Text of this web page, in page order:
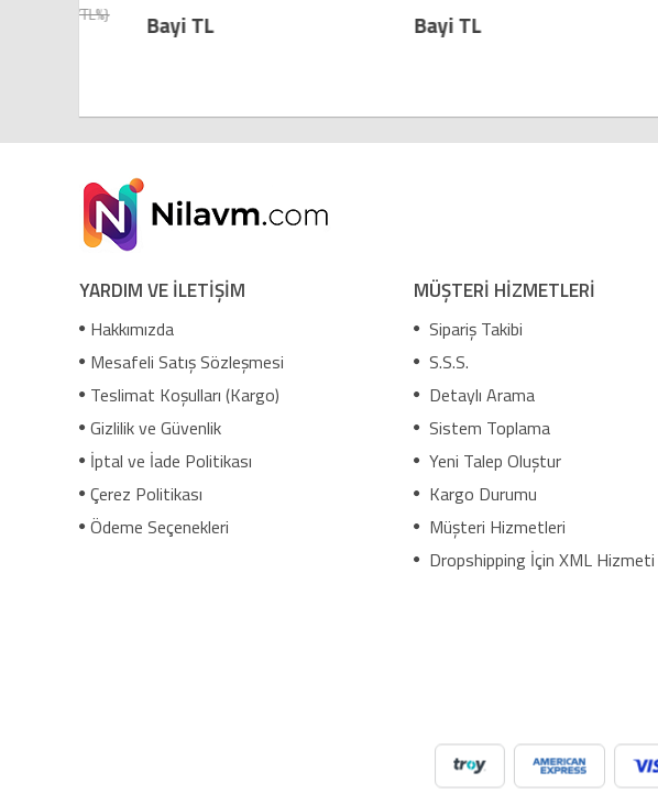
Bayi TL Bayi TL
YARDIM VE İLETİŞİM
Hakkımızda
Mesafeli Satış Sözleşmesi
Teslimat Koşulları (Kargo)
Gizlilik ve Güvenlik
İptal ve İade Politikası
Çerez Politikası
Ödeme Seçenekleri
MÜŞTERİ HİZMETLERİ
Sipariş Takibi
S.S.S.
Detaylı Arama
Sistem Toplama
Yeni Talep Oluştur
Kargo Durumu
Müşteri Hizmetleri
Dropshipping İçin XML Hizmeti